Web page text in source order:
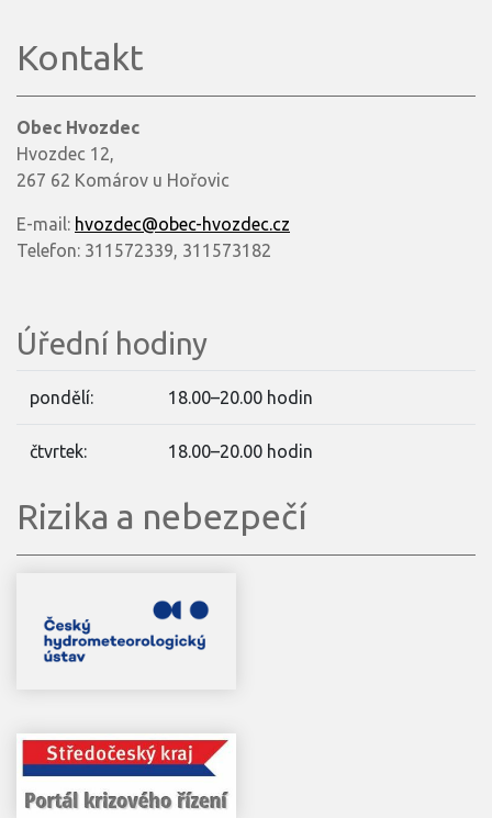
Kontakt
Obec Hvozdec
Hvozdec 12,
267 62 Komárov u Hořovic
E-mail: hvozdec@obec-hvozdec.cz
Telefon: 311572339, 311573182
Úřední hodiny
pondělí: 18.00–20.00 hodin
čtvrtek: 18.00–20.00 hodin
Rizika a nebezpečí